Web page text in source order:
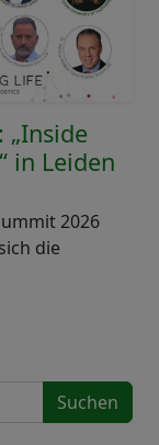
Suchen
„Inside
in Leiden
2026
die